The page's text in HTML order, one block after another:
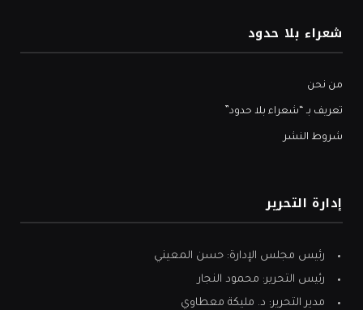
شعراء بلا حدود
من نحن
تعريف بـ “شعراء بلا حدود”
شروط النشر
إدارة التحرير
رئيس مجلس الإدارة: حسن المعيني
رئيس التحرير: محمود النجار
مدير التحرير: د. مليكة معطاوي